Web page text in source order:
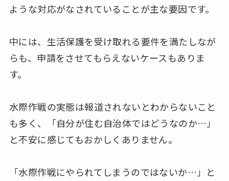
ような対応がなされていることが主な要因です。
中には、生活保護を受け取れる要件を満たしなが
らも、申請をさせてもらえないケースもありま
す。
水際作戦の実態は報道されないとわからないこと
も多く、「自分が住む自治体ではどうなのか…」
と不安に感じてもおかしくありません。
「水際作戦にやられてしまうのではないか…」と